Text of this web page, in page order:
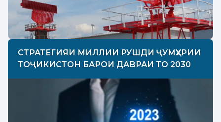
СТРАТЕГИЯИ МИЛЛИИ РУШДИ ҶУМҲУРИИ
ТОҶИКИСТОН БАРОИ ДАВРАИ ТО 2030